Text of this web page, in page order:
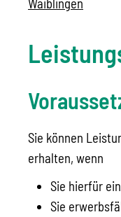
Waiblingen
Sie können
erhalten, wenn
Sie hierfür
Sie